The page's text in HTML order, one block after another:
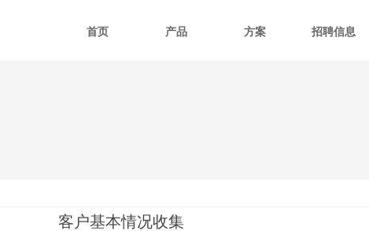
首页 产品 方案 招聘信息
客户基本情况收集